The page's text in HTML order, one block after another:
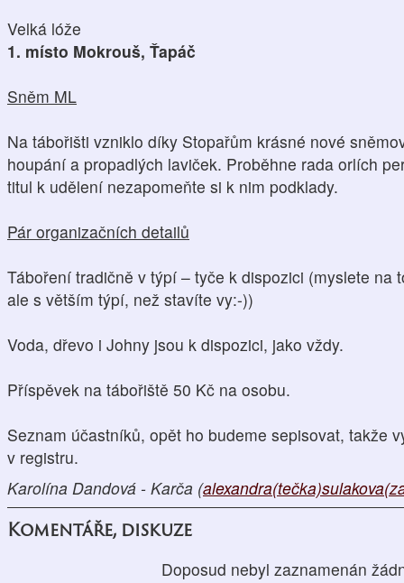
Velká lóže
1. místo Mokrouš, Ťapáč
Sněm ML
Na tábořišti vzniklo díky Stopařům krásné nové
houpání a propadlých laviček. Proběhne rada orlích
titul k udělení nezapomeňte si k nim podklady.
Pár organizačních detailů
Táboření tradičně v týpí – tyče k dispozici (myslete na
ale s větším týpí, než stavíte vy:-))
Voda, dřevo i Johny jsou k dispozici, jako vždy.
Příspěvek na tábořiště 50 Kč na osobu.
Seznam účastníků, opět ho budeme sepisovat, takže
v registru.
Karolína Dandová - Karča (
Komentáře, diskuze
Doposud nebyl zaznamenán